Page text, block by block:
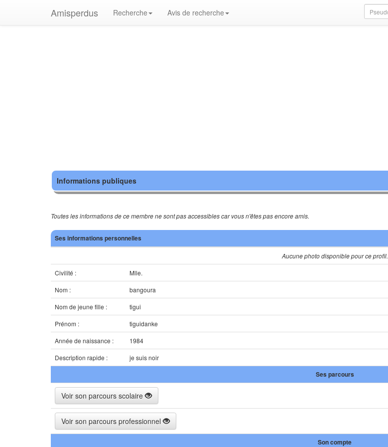
Amisperdus Recherche Avis de recherche
Informations publiques
Toutes les informations de ce membre ne sont pas accessibles car vous n'êtes pas encore amis.
Ses informations personnelles
Aucune photo disponible pour ce profil.
Civilité :
Mlle.
Nom :
bangoura
Nom de jeune fille :
tigui
Prénom :
tiguidanke
Année de naissance :
1984
Description rapide :
je suis noir
Ses parcours
Voir son parcours scolaire
Voir son parcours professionnel
Son compte